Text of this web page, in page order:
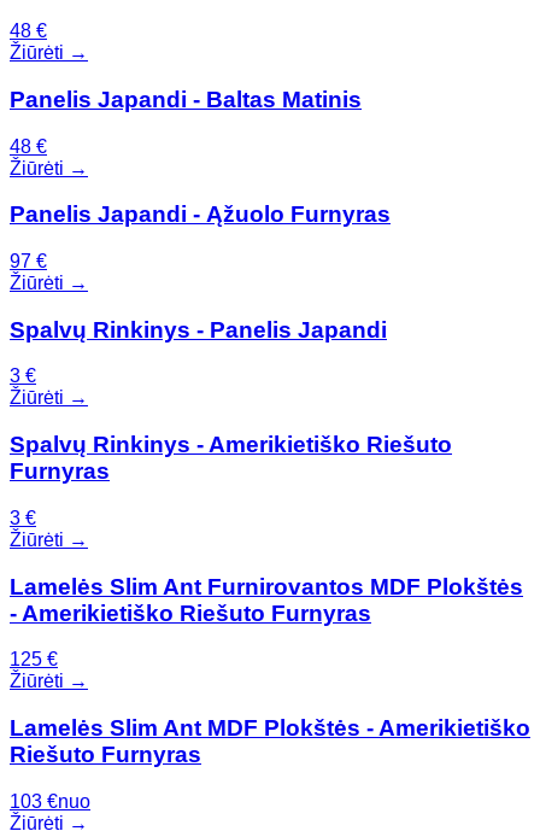
48 €
Žiūrėti →
Panelis Japandi - Baltas Matinis
48 €
Žiūrėti →
Panelis Japandi - Ąžuolo Furnyras
97 €
Žiūrėti →
Spalvų Rinkinys - Panelis Japandi
3 €
Žiūrėti →
Spalvų Rinkinys - Amerikietiško Riešuto
Furnyras
3 €
Žiūrėti →
Lamelės Slim Ant Furnirovantos MDF Plokštės
- Amerikietiško Riešuto Furnyras
125 €
Žiūrėti →
Lamelės Slim Ant MDF Plokštės - Amerikietiško
Riešuto Furnyras
103 €nuo
Žiūrėti →